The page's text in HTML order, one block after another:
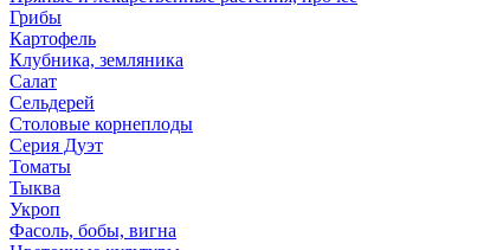
Грибы
Картофель
Клубника, земляника
Салат
Сельдерей
Столовые корнеплоды
Серия Дуэт
Томаты
Тыква
Укроп
Фасоль, бобы, вигна